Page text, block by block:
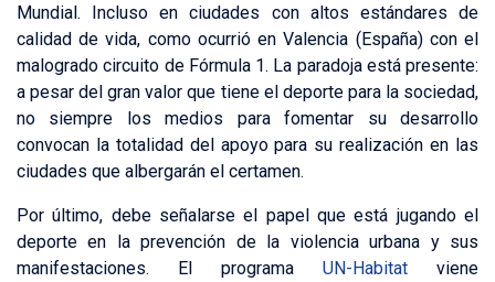
Mundial. Incluso en ciudades con altos estándares de
calidad de vida, como ocurrió en Valencia (España) con el
malogrado circuito de Fórmula 1. La paradoja está presente:
a pesar del gran valor que tiene el deporte para la sociedad,
no siempre los medios para fomentar su desarrollo
convocan la totalidad del apoyo para su realización en las
ciudades que albergarán el certamen.
Por último, debe señalarse el papel que está jugando el
deporte en la prevención de la violencia urbana y sus
manifestaciones. El programa UN-Habitat viene